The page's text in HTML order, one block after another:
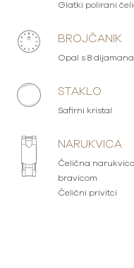
Glatki polirani
BROJČANIK
Opal s 8
STAKLO
Safirni kristal
NARUKVICA
Čelična
bravicom
Čelični privitci